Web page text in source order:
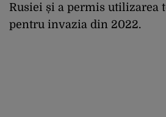
Rusiei și a permis utilizarea
pentru invazia din 2022.